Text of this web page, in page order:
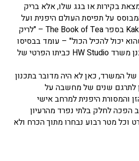
בקירות או בגג שלו, אלא בריק
על תפיסת העולם היפנית ועל
דבריו של Kakuzo Okakura בספר The Book of Tea – "לריק
יכול להכיל הכול" – עומד בבסיסו
של Kehai House, שתכנן משרד HW Studio כביתו הפרטי של
של המשרד, כאן לא היה מדובר בתכנון
לתרגם שנים של מחשבה על
והמסורת היפנית למרחב אישי
הפכה לחלק בלתי נפרד מהרעיון
וכל מטר רבוע נבחרו מתוך הכרח ולא